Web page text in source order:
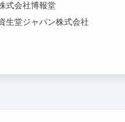
式会社博報堂
生堂ジャパン株式会社